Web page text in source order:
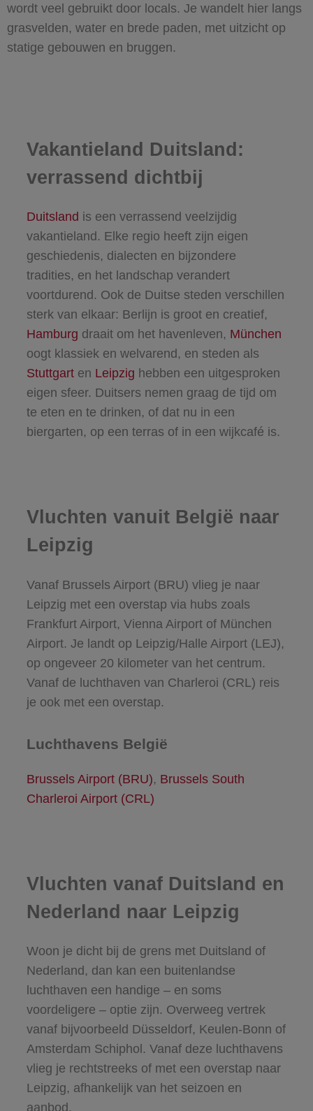
wordt veel gebruikt door locals. Je wandelt hier langs
grasvelden, water en brede paden, met uitzicht op
statige gebouwen en bruggen.
Vakantieland Duitsland:
verrassend dichtbij
Duitsland is een verrassend veelzijdig
vakantieland. Elke regio heeft zijn eigen
geschiedenis, dialecten en bijzondere
tradities, en het landschap verandert
voortdurend. Ook de Duitse steden verschillen
sterk van elkaar: Berlijn is groot en creatief,
Hamburg draait om het havenleven, München
oogt klassiek en welvarend, en steden als
Stuttgarten Leipzig hebben een uitgesproken
eigen sfeer. Duitsers nemen graag de tijd om
te eten en te drinken, of dat nu in een
biergarten, op een terras of in een wijkcafé is.
Vluchten vanuit België naar
Leipzig
Vanaf Brussels Airport (BRU) vlieg je naar
Leipzig met een overstap via hubs zoals
Frankfurt Airport, Vienna Airport of München
Airport. Je landt op Leipzig/Halle Airport (LEJ),
op ongeveer 20 kilometer van het centrum.
Vanaf de luchthaven van Charleroi (CRL) reis
je ook met een overstap.
Luchthavens België
Brussels Airport (BRU), Brussels South
Charleroi Airport (CRL)
Vluchten vanaf Duitsland en
Nederland naar Leipzig
Woon je dicht bij de grens met Duitsland of
Nederland, dan kan een buitenlandse
luchthaven een handige – en soms
voordeligere – optie zijn. Overweeg vertrek
vanaf bijvoorbeeld Düsseldorf, Keulen-Bonn of
Amsterdam Schiphol. Vanaf deze luchthavens
vlieg je rechtstreeks of met een overstap naar
Leipzig, afhankelijk van het seizoen en
aanbod.